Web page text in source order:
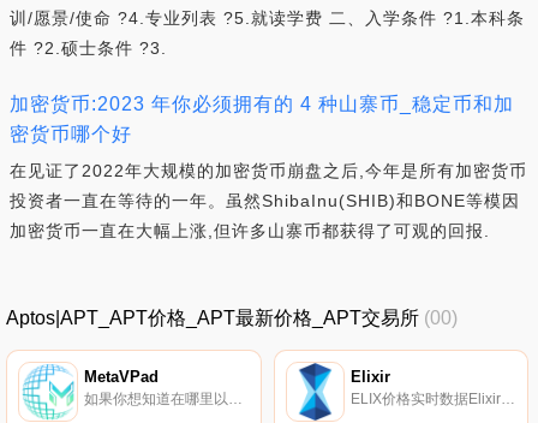
训/愿景/使命 ?4.专业列表 ?5.就读学费 二、入学条件 ?1.本科条
件 ?2.硕士条件 ?3.
加密货币:2023 年你必须拥有的 4 种山寨币_稳定币和加
密货币哪个好
在见证了2022年大规模的加密货币崩盘之后,今年是所有加密货币
投资者一直在等待的一年。虽然ShibaInu(SHIB)和BONE等模因
加密货币一直在大幅上涨,但许多山寨币都获得了可观的回报.
Aptos|APT_APT价格_APT最新价格_APT交易所 (00)
MetaVPad
如果你想知道在哪里以当前价格购买MetaVPad,目前交易{MetaVPad]股票的顶级加密货币交易所是DigiFinex、XT.COM、MEXC、PancakeSwap（V2）和Wagyuswap。您可以在我们的加密货币交易所页面上找到其他列表.
Elixir
ELIX价格实时数据Elixir（ELIX）是一种加密货币,在以太坊平台上运行。Elixir目前的供应量为35494463.5787577。最近已知的Elixir价格为0.00064161美元,在过去24小时内上涨了0.00。更多信息请访问http://elixirtoken.io/.